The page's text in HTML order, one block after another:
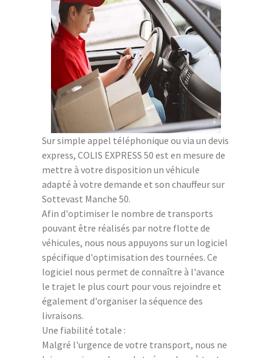
Sur simple appel téléphonique ou via un devis
express, COLIS EXPRESS 50 est en mesure de
mettre à votre disposition un véhicule
adapté à votre demande et son chauffeur sur
Sottevast Manche 50.
Afin d'optimiser le nombre de transports
pouvant être réalisés par notre flotte de
véhicules, nous nous appuyons sur un logiciel
spécifique d'optimisation des tournées. Ce
logiciel nous permet de connaître à l'avance
le trajet le plus court pour vous rejoindre et
également d'organiser la séquence des
livraisons.
Une fiabilité totale :
Malgré l'urgence de votre transport, nous ne